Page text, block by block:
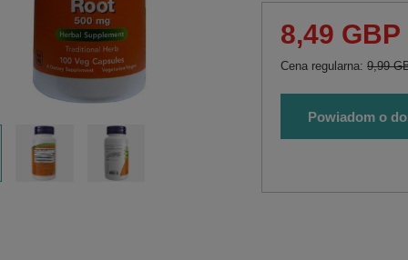
8,49 GBP
Cena regularna: 9,99
Powiadom o